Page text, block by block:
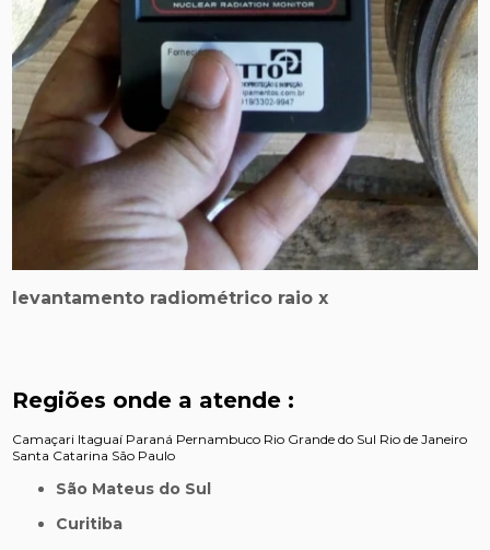
levantamento radiométrico raio x
Regiões onde a atende :
Camaçari Itaguaí Paraná Pernambuco Rio Grande do Sul Rio de Janeiro
Santa Catarina São Paulo
São Mateus do Sul
Curitiba